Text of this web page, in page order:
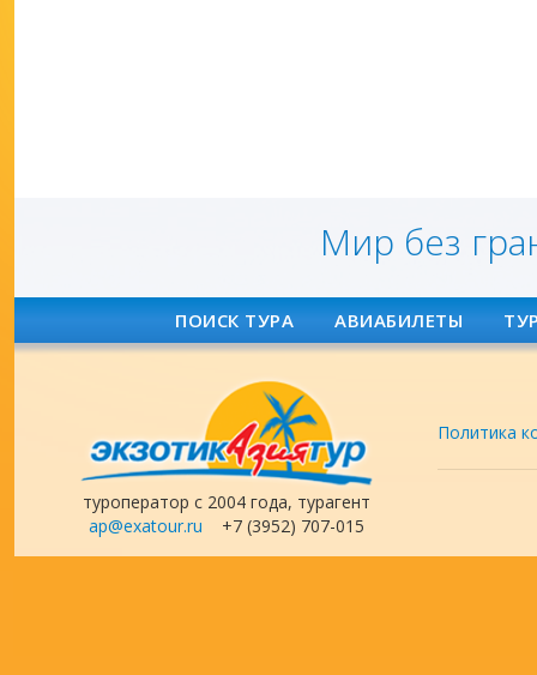
Мир без
ПОИСК ТУРА АВИАБИЛЕТЫ
туроператор с 2004 года, турагент
ap@exatour.ru +7 (3952) 707-015
Политика